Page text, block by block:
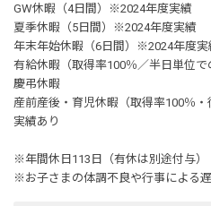
GW休暇（4日間）※2024年度実績
夏季休暇（5日間）※2024年度実績
年末年始休暇（6日間）※2024年度実
有給休暇（取得率100％／半日単位で
慶弔休暇
産前産後・育児休暇（取得率100％
実績あり
※年間休日113日（有休は別途付与）
※お子さまの体調不良や行事による